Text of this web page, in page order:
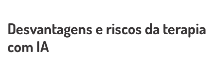
Desvantagens e riscos da terapia
com IA